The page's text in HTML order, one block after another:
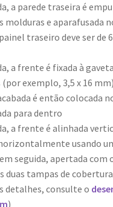
a parede traseira é
molduras e aparafusada
traseiro deve ser de
a frente é fixada à
exemplo, 3,5 x 16 mm)
é então colocada
para dentro
a frente é alinhada
usando
seguida, apertada com
duas tampas de
detalhes, consulte o
)